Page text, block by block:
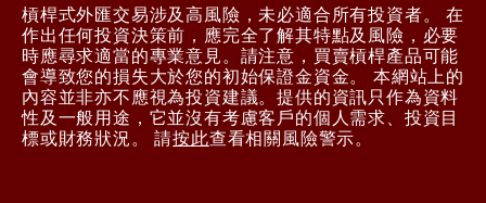
槓桿式外匯交易涉及高風險，未必適合所有投資者。 在
作出任何投資決策前，應完全了解其特點及風險，必要
時應尋求適當的專業意見。請注意，買賣槓桿產品可能
會導致您的損失大於您的初始保證金資金。 本網站上的
內容並非亦不應視為投資建議。提供的資訊只作為資料
性及一般用途，它並沒有考慮客戶的個人需求、投資目
標或財務狀況。 請按此查看相關風險警示。